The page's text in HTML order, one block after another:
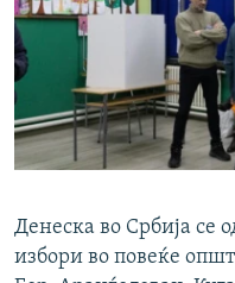
Денеска во Србија се
избори во повеќе